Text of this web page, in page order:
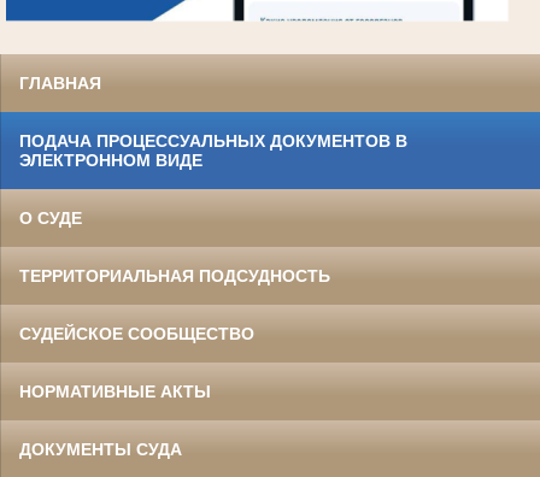
ГЛАВНАЯ
ПОДАЧА ПРОЦЕССУАЛЬНЫХ ДОКУМЕНТОВ В
ЭЛЕКТРОННОМ ВИДЕ
О СУДЕ
ТЕРРИТОРИАЛЬНАЯ ПОДСУДНОСТЬ
СУДЕЙСКОЕ СООБЩЕСТВО
НОРМАТИВНЫЕ АКТЫ
ДОКУМЕНТЫ СУДА